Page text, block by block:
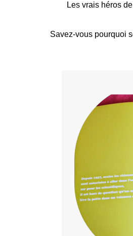
Les vrais héros
Savez-vous pourquoi